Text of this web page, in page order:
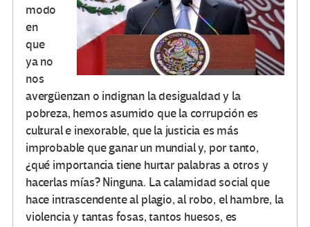
modo
en
que
ya no
nos
avergüenzan o indignan la desigualdad y la
pobreza, hemos asumido que la corrupción es
cultural e inexorable, que la justicia es más
improbable que ganar un mundial y, por tanto,
¿qué importancia tiene hurtar palabras a otros y
hacerlas mías? Ninguna. La calamidad social que
hace intrascendente al plagio, al robo, el hambre, la
violencia y tantas fosas, tantos huesos, es